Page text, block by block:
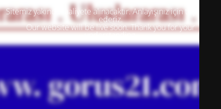
Sitemiz yakında faaliyete alınacaktır. Anlayışınız için teşekkür
ederiz.
Our website will be live soon. Thank you for your
understanding.